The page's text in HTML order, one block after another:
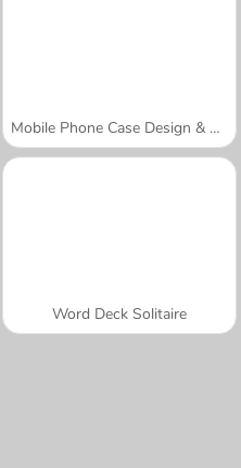
Mobile Phone Case Design & DIY
Word Deck Solitaire